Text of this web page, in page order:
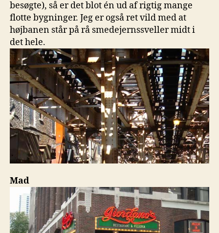
besøgte), så er det blot én ud af rigtig mange
flotte bygninger. Jeg er også ret vild med at
højbanen står på rå smedejernssveller midt i
det hele.
Mad